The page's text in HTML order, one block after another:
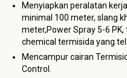
Menyiapkan peralatan
minimal 100 meter, slang
meter,Power Spray 5-6
chemical termisida yang
Mencampur cairan
Control.